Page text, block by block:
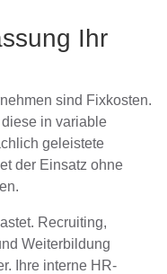
Ihr
sind Fixkosten.
in variable
geleistete
der Einsatz ohne
Recruiting,
Weiterbildung
Ihre interne HR-